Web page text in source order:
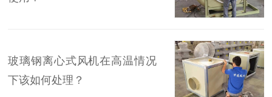
玻璃钢离心式风机在高温情况
下该如何处理？